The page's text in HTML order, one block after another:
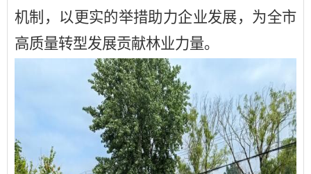
机制，以更实的举措助力企业发展，为全市
高质量转型发展贡献林业力量。